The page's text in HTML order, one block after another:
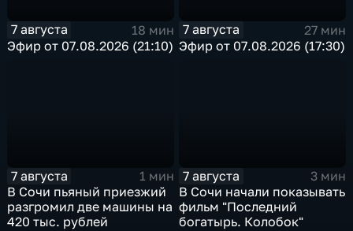
7 августа
18 мин
Эфир от 07.08.2026 (21:10)
7 августа
27 мин
Эфир от 07.08.2026 (17:30)
7 августа
1 мин
В Сочи пьяный приезжий
разгромил две машины на
420 тыс. рублей
7 августа
3 мин
В Сочи начали показывать
фильм "Последний
богатырь. Колобок"